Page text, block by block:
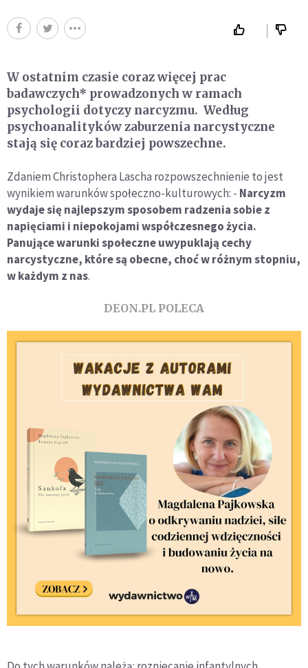
W ostatnim czasie coraz więcej prac
badawczych* prowadzonych w ramach
psychologii dotyczy narcyzmu. Według
psychoanalityków zaburzenia narcystyczne
stają się coraz bardziej powszechne.
Zdaniem Christophera Lascha rozpowszechnienie to jest
wynikiem warunków społeczno-kulturowych: - Narcyzm
wydaje się najlepszym sposobem radzenia sobie z
napięciami i niepokojami współczesnego życia.
Panujące warunki społeczne uwypuklają cechy
narcystyczne, które są obecne, choć w różnym stopniu,
w każdym z nas.
DEON.PL POLECA